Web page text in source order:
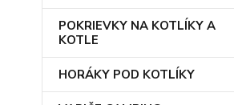
POKRIEVKY NA KOTLÍKY A
KOTLE
HORÁKY POD KOTLÍKY